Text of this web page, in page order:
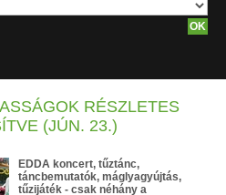
RÉSZLETES
(JÚN. 23.)
EDDA koncert, tűztánc,
táncbemutatók, máglyagyújtás,
tűzijáték - csak néhány a